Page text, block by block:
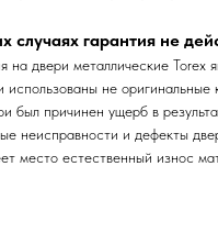
случаях гарантия не
на двери металлические Torex
использованы не оригинальные
был причинен ущерб в
неисправности и дефекты
место естественный износ